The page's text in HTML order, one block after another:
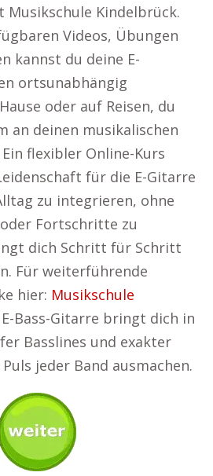
Musikschule Kindelbrück.
Videos, Übungen
kannst du deine E-
ortsunabhängig
oder auf Reisen, du
an deinen musikalischen
flexibler Online-Kurs
für die E-Gitarre
zu integrieren, ohne
Fortschritte zu
dich Schritt für Schritt
Für weiterführende
hier: Musikschule
E-Bass-Gitarre bringt dich in
Basslines und exakter
jeder Band ausmachen.